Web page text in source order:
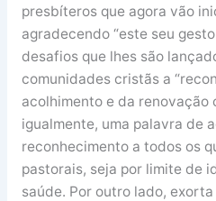
presbíteros que agora vão
agradecendo “este seu
desafios que lhes são
comunidades cristãs a
acolhimento e da renovação
igualmente, uma palavra de
reconhecimento a todos os
pastorais, seja por limite de
saúde. Por outro lado,